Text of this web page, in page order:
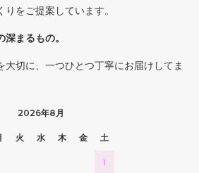
をご提案しています。
まるもの。
大切に、一つひとつ丁寧にお届けしてま
2026年8月
火 水 木 金 土
1